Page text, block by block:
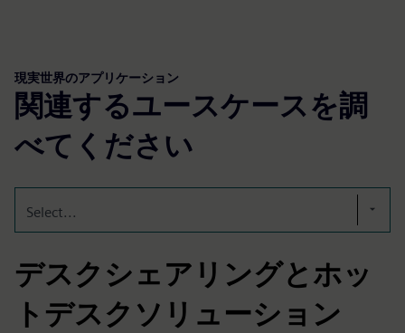
現実世界のアプリケーション
関連するユースケースを調
べてください
Select...
デスクシェアリングとホッ
トデスクソリューション